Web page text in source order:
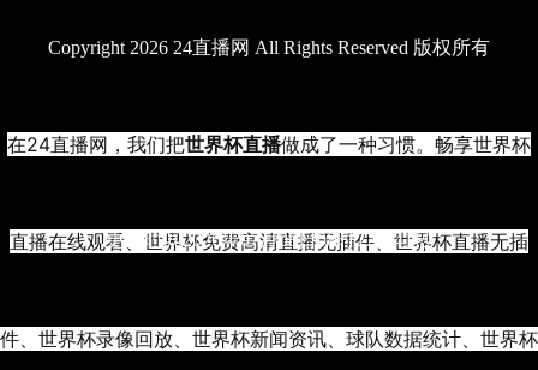
Copyright 2026 24直播网 All Rights Reserved 版权所有
在24直播网，我们把世界杯直播做成了一种习惯。畅享世界杯
直播在线观看、世界杯免费高清直播无插件、世界杯直播无插
件、世界杯录像回放、世界杯新闻资讯、球队数据统计、世界杯
更新时间2026年07月08日08时27分41秒